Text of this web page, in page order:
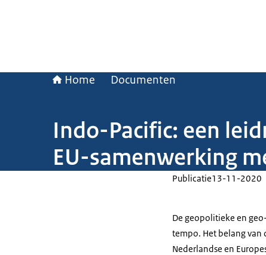
Home Documenten
Indo-Pacific: een
EU-samenwerking
Publicatie13-11-2020
De geopolitieke en
tempo. Het belang van
Nederlandse en